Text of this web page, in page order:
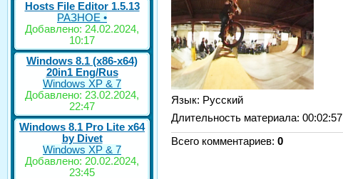
Hosts File Editor 1.5.13
РАЗНОЕ •
Добавлено: 24.02.2024,
10:17
Windows 8.1 (x86-x64)
20in1 Eng/Rus
Windows XP & 7
Добавлено: 23.02.2024,
22:47
Windows 8.1 Pro Lite x64
by Divet
Windows XP & 7
Добавлено: 20.02.2024,
23:45
Язык: Русский
Длительность материала: 00:02:57
Всего комментариев: 0